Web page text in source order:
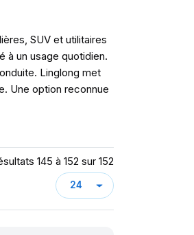
SUV et utilitaires
à un usage quotidien.
Linglong met
Une option reconnue
145 à 152 sur 152